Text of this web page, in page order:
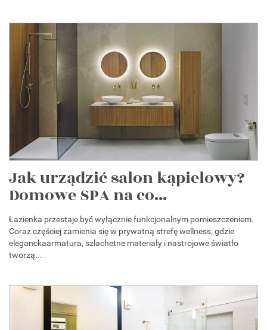
Jak urządzić salon kąpielowy?
Domowe SPA na co...
Łazienka przestaje być wyłącznie funkcjonalnym pomieszczeniem.
Coraz częściej zamienia się w prywatną strefę wellness, gdzie
eleganckaarmatura, szlachetne materiały i nastrojowe światło
tworzą...